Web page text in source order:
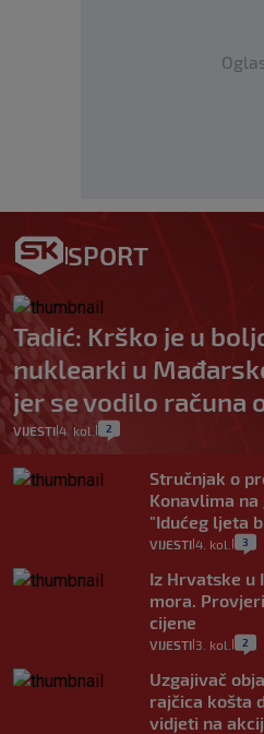
SPORT
Tadić: Krško je u
nuklearki u
jer se vodilo računa
VIJESTI|4. kol. 2
Stručnjak o
Konavlima na
"Idućeg ljeta
VIJESTI 4. kol. 3
Iz Hrvatske u
mora.
cijene
VIJESTI 3. kol. 2
Uzgajivač
rajčica košta
vidjeti na